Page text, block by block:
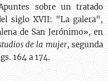
sobre un tratado
siglo XVII: "La galera",
de San Jerónimo», en
de la mujer, segunda
164 a 174.